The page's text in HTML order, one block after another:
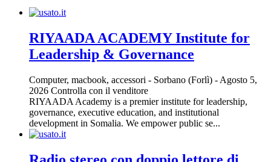
RIYAADA ACADEMY Institute for
Leadership & Governance
Computer, macbook, accessori - Sorbano (Forlì) - Agosto 5,
2026 Controlla con il venditore
RIYAADA Academy is a premier institute for leadership,
governance, executive education, and institutional
development in Somalia. We empower public se...